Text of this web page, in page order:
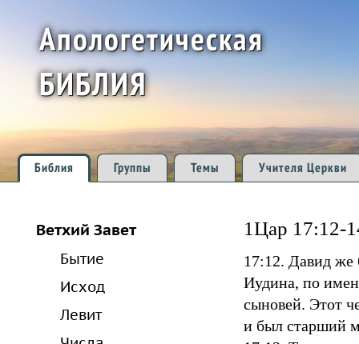
Апологетическая
БИБЛИЯ
Библия Группы Темы Учителя Церкви
Ветхий Завет
Бытие
Исход
Левит
1Цар 17:12-
17:12. Давид
Иудина, по
сыновей. Этот
и был старший